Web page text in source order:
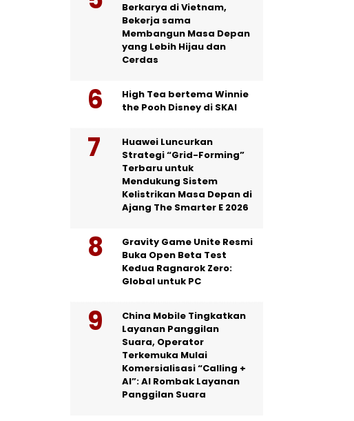
Berkarya di Vietnam,
Bekerja sama
Membangun Masa Depan
yang Lebih Hijau dan
Cerdas
High Tea bertema Winnie
the Pooh Disney di SKAI
Huawei Luncurkan
Strategi “Grid-Forming”
Terbaru untuk
Mendukung Sistem
Kelistrikan Masa Depan di
Ajang The Smarter E 2026
Gravity Game Unite Resmi
Buka Open Beta Test
Kedua Ragnarok Zero:
Global untuk PC
China Mobile Tingkatkan
Layanan Panggilan
Suara, Operator
Terkemuka Mulai
Komersialisasi “Calling +
AI”: AI Rombak Layanan
Panggilan Suara